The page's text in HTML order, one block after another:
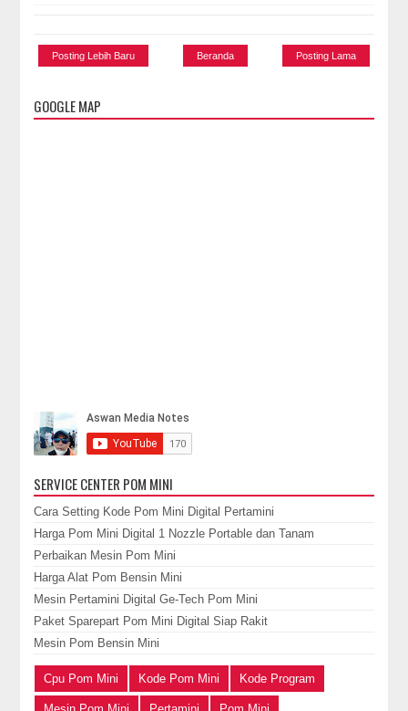
Posting Lebih Baru Posting Lama
Beranda
GOOGLE MAP
SERVICE CENTER POM MINI
Cara Setting Kode Pom Mini Digital Pertamini
Harga Pom Mini Digital 1 Nozzle Portable dan Tanam
Perbaikan Mesin Pom Mini
Harga Alat Pom Bensin Mini
Mesin Pertamini Digital Ge-Tech Pom Mini
Paket Sparepart Pom Mini Digital Siap Rakit
Mesin Pom Bensin Mini
Cpu Pom Mini Kode Pom Mini Kode Program